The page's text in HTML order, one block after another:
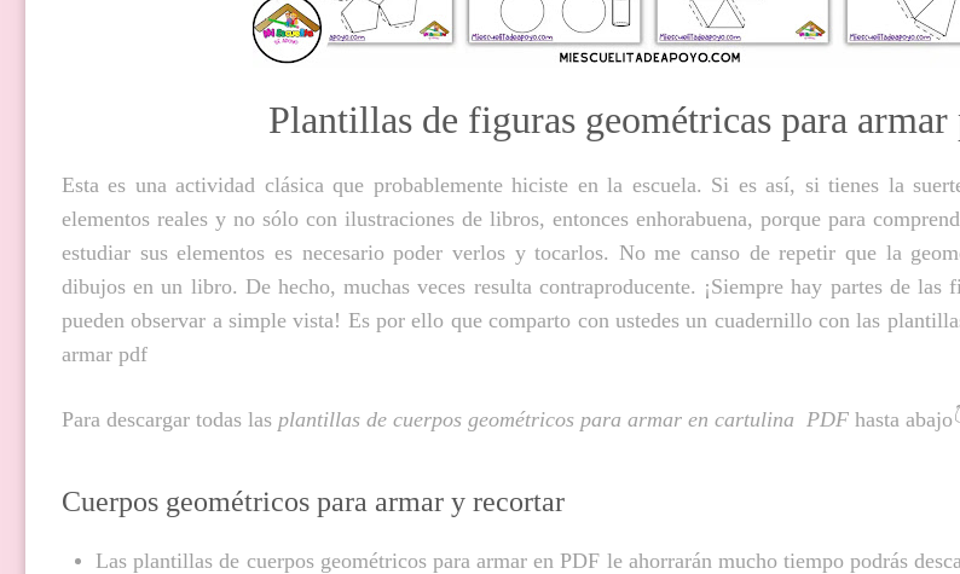
Plantillas de figuras geométricas para
Esta es una actividad clásica que probablemente hiciste en la escuela. Si es así, si tienes la
elementos reales y no sólo con ilustraciones de libros, entonces enhorabuena, porque para
estudiar sus elementos es necesario poder verlos y tocarlos. No me canso de repetir que la
dibujos en un libro. De hecho, muchas veces resulta contraproducente. ¡Siempre hay partes de las
pueden observar a simple vista! Es por ello que comparto con ustedes un cuadernillo con las
armar pdf
Para descargar todas las plantillas de cuerpos geométricos para armar en cartulina PDF hasta
Cuerpos geométricos para armar y recortar
Las plantillas de cuerpos geométricos para armar en PDF le ahorrarán mucho tiempo podrás